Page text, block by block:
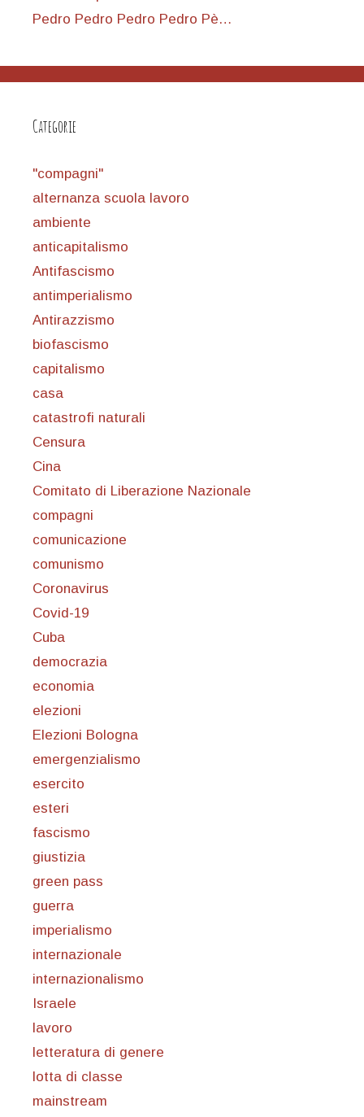
Pedro Pedro Pedro Pedro Pè…
Categorie
"compagni"
alternanza scuola lavoro
ambiente
anticapitalismo
Antifascismo
antimperialismo
Antirazzismo
biofascismo
capitalismo
casa
catastrofi naturali
Censura
Cina
Comitato di Liberazione Nazionale
compagni
comunicazione
comunismo
Coronavirus
Covid-19
Cuba
democrazia
economia
elezioni
Elezioni Bologna
emergenzialismo
esercito
esteri
fascismo
giustizia
green pass
guerra
imperialismo
internazionale
internazionalismo
Israele
lavoro
letteratura di genere
lotta di classe
mainstream